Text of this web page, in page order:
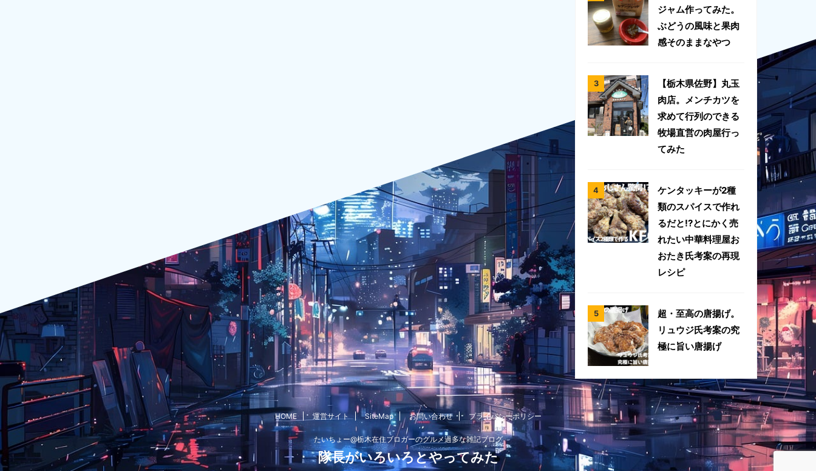
ジャム作ってみた。
ぶどうの風味と果肉
感そのままなやつ
【栃木県佐野】丸玉
肉店。メンチカツを
求めて行列のできる
牧場直営の肉屋行っ
てみた
ケンタッキーが2種
類のスパイスで作れ
るだと!?とにかく売
れたい中華料理屋お
おたき氏考案の再現
レシピ
超・至高の唐揚げ。
リュウジ氏考案の究
極に旨い唐揚げ
HOME 運営サイト SiteMap お問い合わせ プライバシーポリシー
たいちょー@栃木在住ブロガーのグルメ過多な雑記ブログ
隊長がいろいろとやってみた